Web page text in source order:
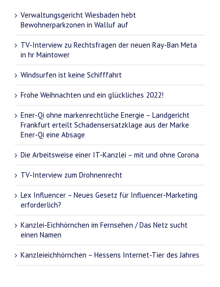
Verwaltungsgericht Wiesbaden hebt
Bewohnerparkzonen in Walluf auf
TV-Interview zu Rechtsfragen der neuen Ray-Ban Meta
in hr Maintower
Windsurfen ist keine Schifffahrt
Frohe Weihnachten und ein glückliches 2022!
Ener-Qi ohne markenrechtliche Energie – Landgericht
Frankfurt erteilt Schadensersatzklage aus der Marke
Ener-Qi eine Absage
Die Arbeitsweise einer IT-Kanzlei – mit und ohne Corona
TV-Interview zum Drohnenrecht
Lex Influencer – Neues Gesetz für Influencer-Marketing
erforderlich?
Kanzlei-Eichhörnchen im Fernsehen / Das Netz sucht
einen Namen
Kanzleieichhörnchen – Hessens Internet-Tier des Jahres